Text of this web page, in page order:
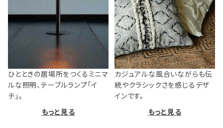
ひとときの居場所をつくるミニマ
ルな照明、テーブルランプ「イ
チ」。
もっと見る
カジュアルな風合いながらも伝
統やクラシックさを感じるデザ
インです。
もっと見る